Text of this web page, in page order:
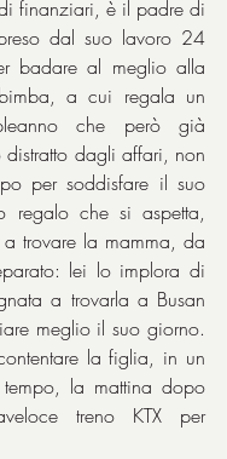
dal suo lavoro 24
badare al meglio alla
a cui regala un
che però già
distratto dagli affari, non
per soddisfare il suo
regalo che si aspetta,
trovare la mamma, da
lei lo implora di
a trovarla a Busan
meglio il suo giorno.
la figlia, in un
la mattina dopo
treno KTX per